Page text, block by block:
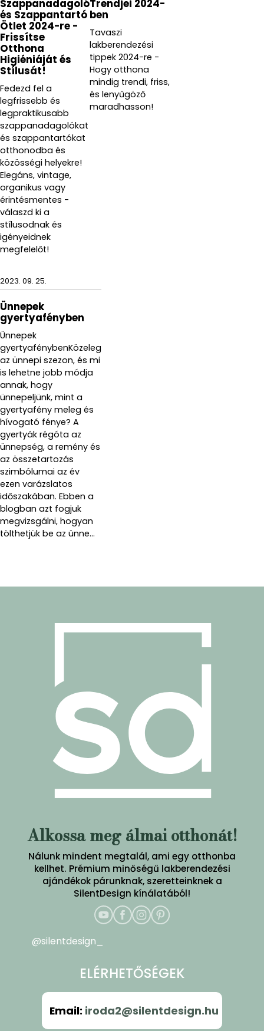
Szappanadagoló
és Szappantartó
Ötlet 2024-re -
Frissítse
Otthona
Higiéniáját és
Stílusát!
Fedezd fel a
legfrissebb és
legpraktikusabb
szappanadagolókat
és szappantartókat
otthonodba és
közösségi helyekre!
Elegáns, vintage,
organikus vagy
érintésmentes -
válaszd ki a
stílusodnak és
igényeidnek
megfelelőt!
Trendjei 2024-
ben
Tavaszi
lakberendezési
tippek 2024-re -
Hogy otthona
mindig trendi, friss,
és lenyűgöző
maradhasson!
2023. 09. 25.
Ünnepek
gyertyafényben
Ünnepek
gyertyafénybenKözeleg
az ünnepi szezon, és mi
is lehetne jobb módja
annak, hogy
ünnepeljünk, mint a
gyertyafény meleg és
hívogató fénye? A
gyertyák régóta az
ünnepség, a remény és
az összetartozás
szimbólumai az év
ezen varázslatos
időszakában. Ebben a
blogban azt fogjuk
megvizsgálni, hogyan
tölthetjük be az ünne...
Alkossa meg álmai otthonát!
Nálunk mindent megtalál, ami egy otthonba
kellhet. Prémium minőségű lakberendezési
ajándékok párunknak, szeretteinknek a
SilentDesign kínálatából!
@silentdesign_
ELÉRHETŐSÉGEK
Email: iroda2@silentdesign.hu